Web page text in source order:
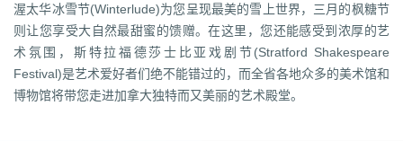
渥太华冰雪节(Winterlude)为您呈现最美的雪上世界，三月的枫糖节
则让您享受大自然最甜蜜的馈赠。在这里，您还能感受到浓厚的艺
术氛围，斯特拉福德莎士比亚戏剧节(Stratford Shakespeare
Festival)是艺术爱好者们绝不能错过的，而全省各地众多的美术馆和
博物馆将带您走进加拿大独特而又美丽的艺术殿堂。